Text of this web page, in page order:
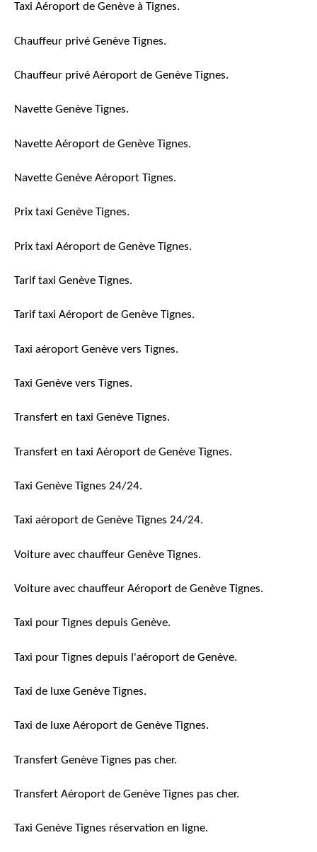
Taxi Aéroport de Genève à Tignes.
Chauffeur privé Genève Tignes.
Chauffeur privé Aéroport de Genève Tignes.
Navette Genève Tignes.
Navette Aéroport de Genève Tignes.
Navette Genève Aéroport Tignes.
Prix taxi Genève Tignes.
Prix taxi Aéroport de Genève Tignes.
Tarif taxi Genève Tignes.
Tarif taxi Aéroport de Genève Tignes.
Taxi aéroport Genève vers Tignes.
Taxi Genève vers Tignes.
Transfert en taxi Genève Tignes.
Transfert en taxi Aéroport de Genève Tignes.
Taxi Genève Tignes 24/24.
Taxi aéroport de Genève Tignes 24/24.
Voiture avec chauffeur Genève Tignes.
Voiture avec chauffeur Aéroport de Genève Tignes.
Taxi pour Tignes depuis Genève.
Taxi pour Tignes depuis l'aéroport de Genève.
Taxi de luxe Genève Tignes.
Taxi de luxe Aéroport de Genève Tignes.
Transfert Genève Tignes pas cher.
Transfert Aéroport de Genève Tignes pas cher.
Taxi Genève Tignes réservation en ligne.